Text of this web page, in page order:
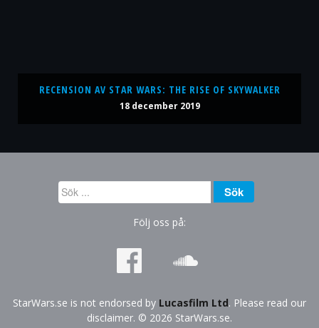
RECENSION AV STAR WARS: THE RISE OF SKYWALKER
18 december 2019
Sök
...
Sök
Följ oss på:
StarWars.se is not endorsed by Lucasfilm Ltd. Please read our
disclaimer. © 2026 StarWars.se.